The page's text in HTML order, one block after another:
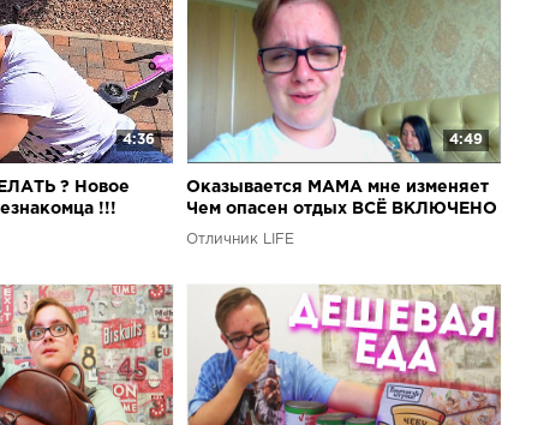
4:36
? Новое
!!!
4:49
Оказывается МАМА мне изменяет
Чем опасен отдых ВСЁ ВКЛЮЧЕНО
Отличник LIFE